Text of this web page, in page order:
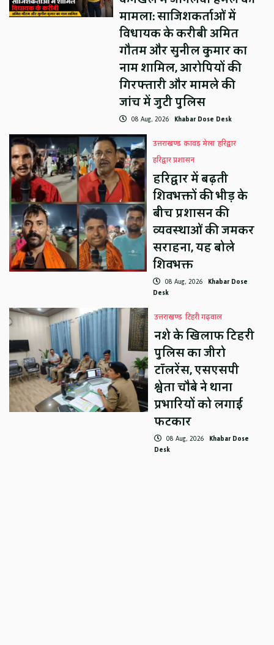
मामला: साजिशकर्ताओं में
विधायक के करीबी अमित
गौतम और सुनील कुमार का
नाम शामिल, आरोपियों की
गिरफ्तारी और मामले की
जांच में जुटी पुलिस
08 Aug, 2026 Khabar Dose Desk
उत्तराखण्ड कावड़ मेला हरिद्वार
हरिद्वार प्रशासन
हरिद्वार में बढ़ती
शिवभक्तों की भीड़ के
बीच प्रशासन की
व्यवस्थाओं की जमकर
सराहना, यह बोले
शिवभक्त
08 Aug, 2026 Khabar Dose
Desk
उत्तराखण्ड टिहरी गढ़वाल
नशे के खिलाफ टिहरी
पुलिस का जीरो
टॉलरेंस, एसएसपी
श्वेता चौबे ने थाना
प्रभारियों को लगाई
फटकार
08 Aug, 2026 Khabar Dose
Desk